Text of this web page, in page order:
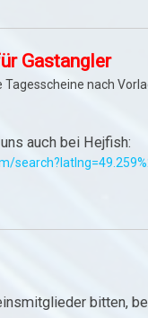
Gastangler
Tagesscheine nach
auch bei Hejfish:
bitten,